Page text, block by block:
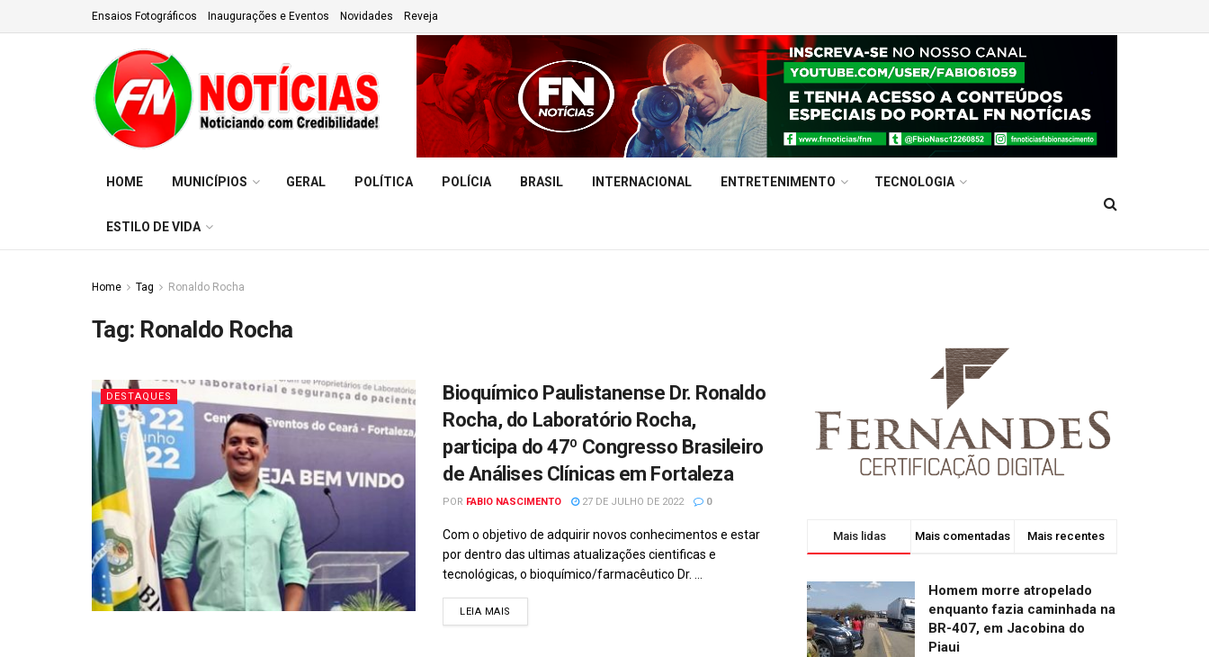
Ensaios Fotográficos Inaugurações e Eventos Novidades Reveja
HOME MUNICÍPIOS GERAL POLÍTICA POLÍCIA BRASIL INTERNACIONAL ENTRETENIMENTO TECNOLOGIA
ESTILO DE VIDA
Home Tag Ronaldo Rocha
Tag: Ronaldo Rocha
DESTAQUES
Bioquímico Paulistanense Dr. Ronaldo
Rocha, do Laboratório Rocha,
participa do 47º Congresso Brasileiro
de Análises Clínicas em Fortaleza
POR FABIO NASCIMENTO 27 DE JULHO DE 2022 0
Com o objetivo de adquirir novos conhecimentos e estar
por dentro das ultimas atualizações cientificas e
tecnológicas, o bioquímico/farmacêutico Dr. ...
LEIA MAIS
Mais lidas Mais comentadas Mais recentes
Homem morre atropelado
enquanto fazia caminhada na
BR-407, em Jacobina do
Piaui